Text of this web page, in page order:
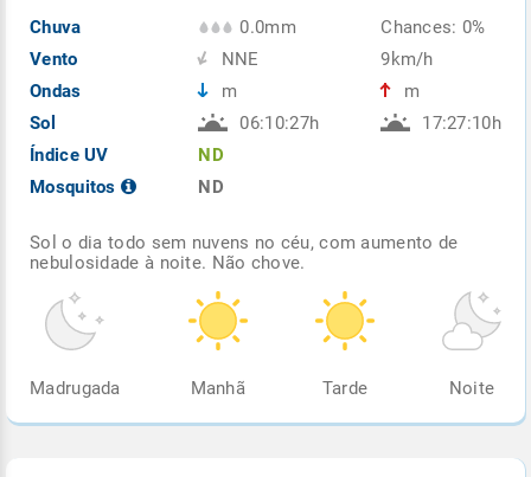
Chuva
Vento
Ondas
Sol
Índice UV
Mosquitos
0.0mm
NNE
m
06:10:27h
ND
ND
Chances: 0%
9km/h
m
17:27:10h
Sol o dia todo sem nuvens no céu, com aumento de
nebulosidade à noite. Não chove.
Madrugada Manhã Tarde Noite